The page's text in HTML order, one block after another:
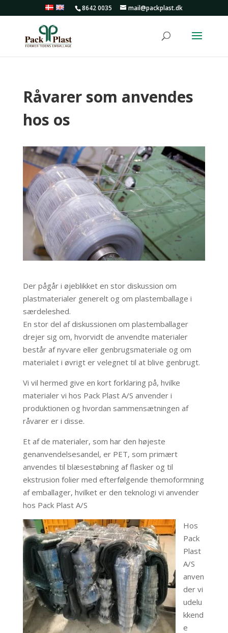
8642 0035 mail@packplast.dk
Råvarer som anvendes
hos os
Der pågår i øjeblikket en stor diskussion om
plastmaterialer generelt og om plastemballage i
særdeleshed.
En stor del af diskussionen om plastemballager
drejer sig om, hvorvidt de anvendte materialer
består af nyvare eller genbrugsmateriale og om
materialet i øvrigt er velegnet til at blive genbrugt.
Vi vil hermed give en kort forklaring på, hvilke
materialer vi hos Pack Plast A/S anvender i
produktionen og hvordan sammensætningen af
råvarer er i disse.
Et af de materialer, som har den højeste
genanvendelsesandel, er PET, som primært
anvendes til blæsestøbning af flasker og til
ekstrusion folier med efterfølgende themoformning
af emballager, hvilket er den teknologi vi anvender
hos Pack Plast A/S
Hos
Pack
Plast
A/S
anven
der vi
udelu
kkend
e